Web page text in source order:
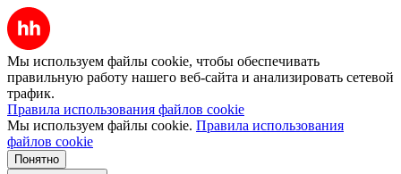
Мы используем файлы cookie, чтобы обеспечивать
правильную работу нашего веб-сайта и анализировать сетевой
трафик.
Правила использования файлов cookie
Мы используем файлы cookie. Правила использования
файлов cookie
Понятно